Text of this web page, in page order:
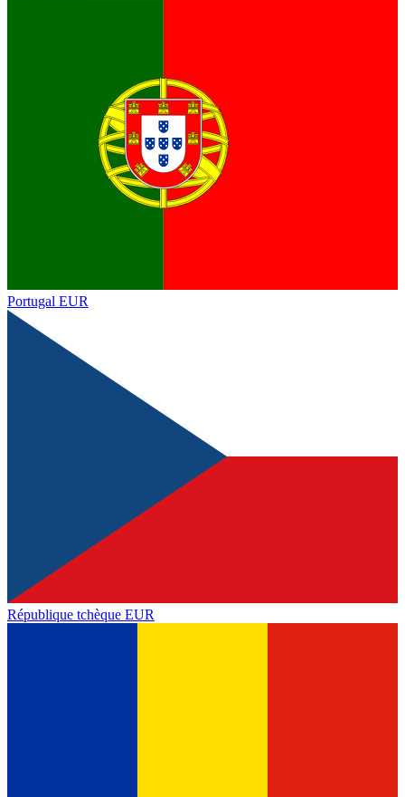
Portugal EUR
République tchèque EUR